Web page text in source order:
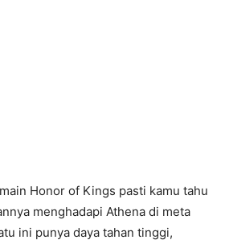
Honor of Kings pasti kamu tahu
menghadapi Athena di meta
ini punya daya tahan tinggi,